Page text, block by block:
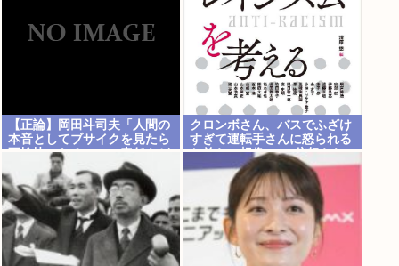
【正論】岡田斗司夫「人間の
本音としてブサイクを見たら
不愉快になる。この責任をど
うとるんだ」
クロンボさん、バスでふざけ
すぎて運転手さんに怒られる
お前らの想像の1.2倍怒られ
る